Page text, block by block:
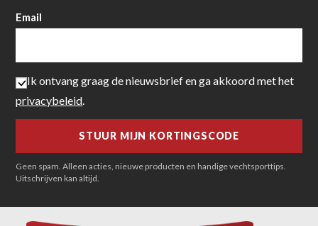
Email
Ik ontvang graag de nieuwsbrief en ga akkoord met het
privacybeleid
Geen spam. Alleen acties, nieuwe producten en handige vechtsporttips.
Uitschrijven kan altijd.